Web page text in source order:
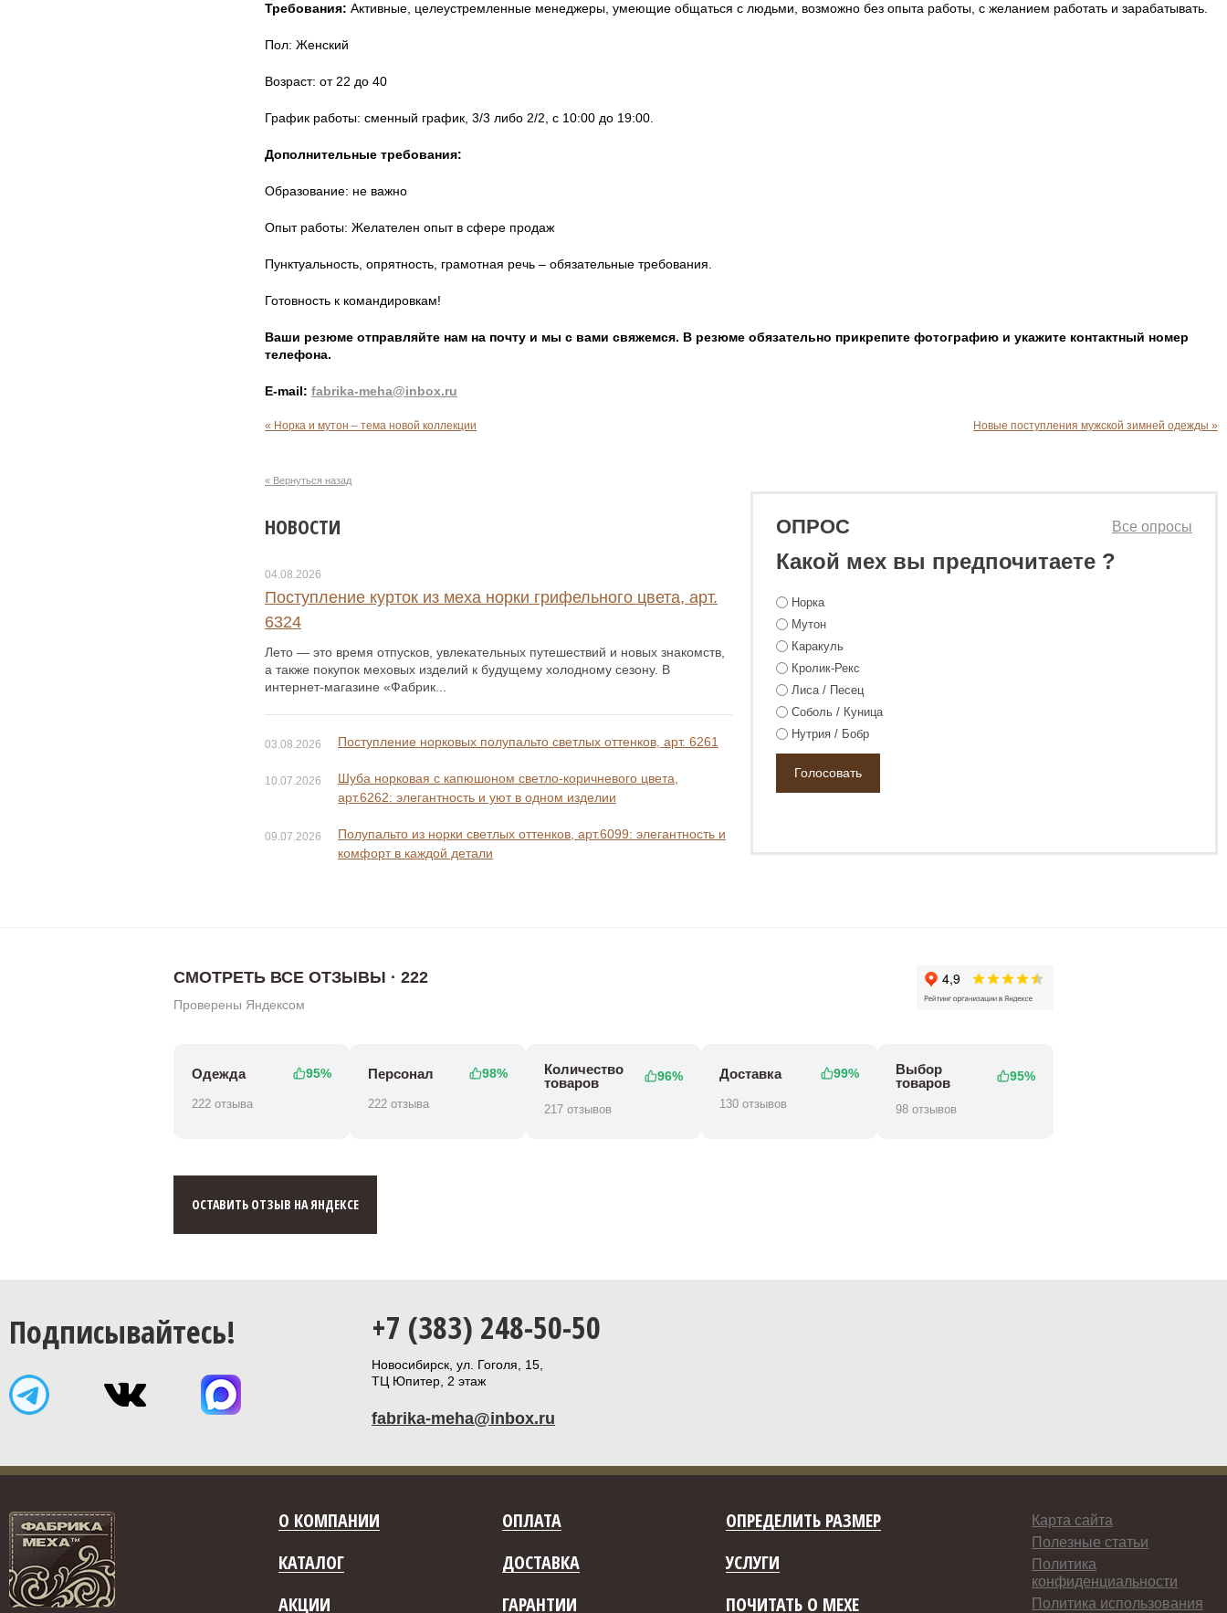
Требования: Активные, целеустремленные менеджеры, умеющие общаться с людьми, возможно без опыта работы, с желанием работать и зарабатывать.
Пол: Женский
Возраст: от 22 до 40
График работы: сменный график, 3/3 либо 2/2, с 10:00 до 19:00.
Дополнительные требования:
Образование: не важно
Опыт работы: Желателен опыт в сфере продаж
Пунктуальность, опрятность, грамотная речь – обязательные требования.
Готовность к командировкам!
Ваши резюме отправляйте нам на почту и мы с вами свяжемся. В резюме обязательно прикрепите фотографию и укажите контактный номер
телефона.
E-mail: fabrika-meha@inbox.ru
« Норка и мутон – тема новой коллекции Новые поступления мужской зимней одежды »
« Вернуться назад
НОВОСТИ
04.08.2026
Поступление курток из меха норки грифельного цвета, арт.
6324
Лето — это время отпусков, увлекательных путешествий и новых знакомств,
а также покупок меховых изделий к будущему холодному сезону. В
интернет-магазине «Фабрик...
03.08.2026 Поступление норковых полупальто светлых оттенков, арт. 6261
10.07.2026
Шуба норковая с капюшоном светло-коричневого цвета,
арт.6262: элегантность и уют в одном изделии
09.07.2026
Полупальто из норки светлых оттенков, арт.6099: элегантность и
комфорт в каждой детали
ОПРОС
Какой мех вы предпочитаете ?
Все опросы
Норка
Мутон
Каракуль
Кролик-Рекс
Лиса / Песец
Соболь / Куница
Нутрия / Бобр
СМОТРЕТЬ ВСЕ ОТЗЫВЫ · 222
Проверены Яндексом
Одежда 95%
222 отзыва
Персонал 98%
222 отзыва
Количество
товаров
96%
217 отзывов
Доставка 99%
130 отзывов
Выбор
товаров
95%
98 отзывов
ОСТАВИТЬ ОТЗЫВ НА ЯНДЕКСЕ
Подписывайтесь! +7 (383) 248-50-50
Новосибирск, ул. Гоголя, 15,
ТЦ Юпитер, 2 этаж
fabrika-meha@inbox.ru
О КОМПАНИИ ОПЛАТА
ОПРЕДЕЛИТЬ РАЗМЕР
КАТАЛОГ
ДОСТАВКА
УСЛУГИ
АКЦИИ
ГАРАНТИИ ПОЧИТАТЬ О МЕХЕ
Карта сайта
Полезные статьи
Политика
конфиденциальности
Политика использования